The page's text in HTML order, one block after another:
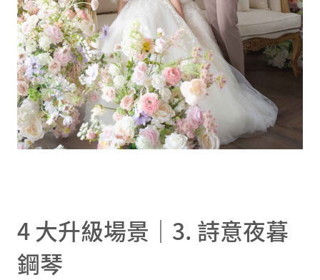
4 大升級場景｜3. 詩意夜暮
鋼琴